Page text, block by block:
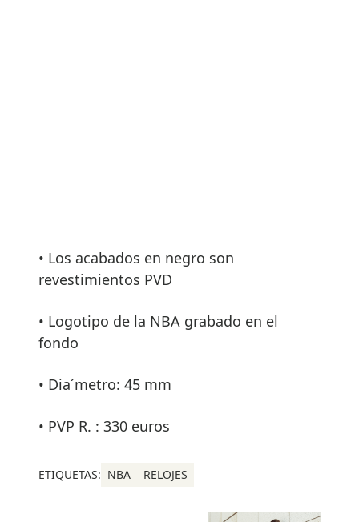
• Los acabados en negro son
revestimientos PVD
• Logotipo de la NBA grabado en el
fondo
• Dia´metro: 45 mm
• PVP R. : 330 euros
ETIQUETAS: NBA RELOJES